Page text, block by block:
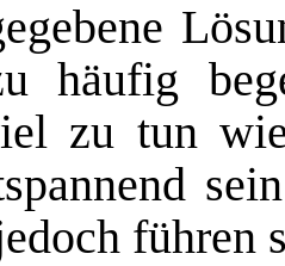
häufig
zu tun
führen